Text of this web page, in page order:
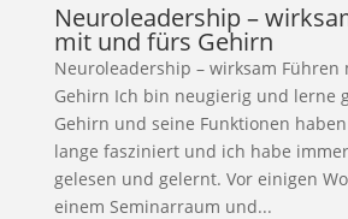
Neuroleadership –
mit und fürs Gehirn
Neuroleadership – wirksam
Gehirn Ich bin neugierig und lerne
Gehirn und seine Funktionen
lange fasziniert und ich habe
gelesen und gelernt. Vor einigen
einem Seminarraum und...